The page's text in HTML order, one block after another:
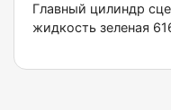
Главный цилиндр
жидкость зеленая